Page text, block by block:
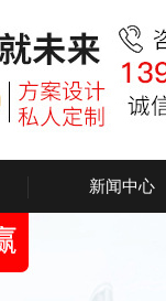
新闻中心